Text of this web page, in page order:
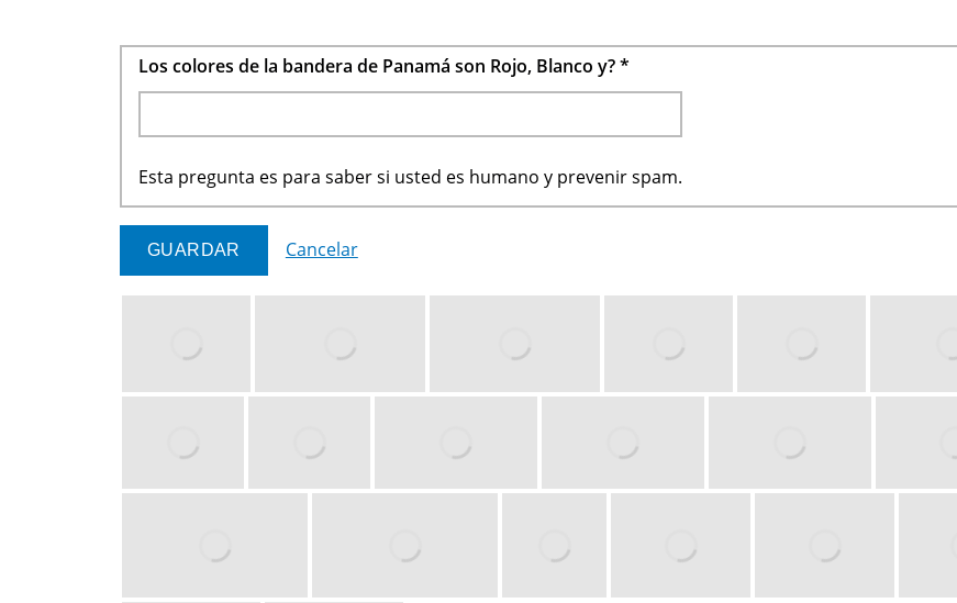
Los colores de la bandera de Panamá son Rojo, Blanco y?*
Esta pregunta es para saber si usted es humano y prevenir spam.
Cancelar